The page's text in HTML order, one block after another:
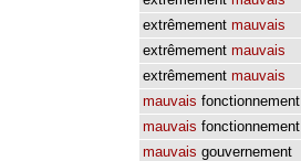
extrêmement mauvais
extrêmement mauvais
extrêmement mauvais
mauvais fonctionnement
mauvais fonctionnement
mauvais gouvernement